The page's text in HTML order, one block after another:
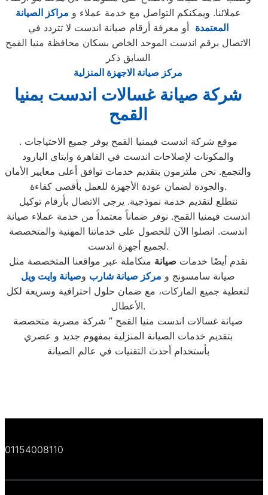
عملائنا. ويمكنكم التواصل مع خدمة عملاء و مراكز الصيانة
المعتمدة أو معرفة أرقام صيانة اندست لا تتردد في
الاتصال برقم اندست الموحد الخاص بسكان محافظة منيا القمح
السابق ذكر
مركز صيانة الاجهزة المنزلية
شركة صيانة غسالات اندست بمنيا
القمح
. موقع شركة اندست فيمنيا القمح يوفر جميع الاحتياجات
والمكونات لإصلاحات اندست في القاهرة وايتاي البارود
والتجمع. نحن ملتزمون بتقديم خدمات توافق أعلى معايير الأمان
والجودة لضمان عودة الأجهزة للعمل بأقصى كفاءة.
نتطلع لتقديم خدمة نموذجية. يرجى الاتصال بأرقام توكيل
اندست فيمنيا القمح. نوفر ضماناً معتمداً من خدمة عملاء صيانة
اندست. اتصلوا الآن للحصول على خدماتنا المهنية والمتخصصة
لجميع أجهزة اندست.
نقدم أيضًا خدمات صيانة متكاملة عبر مواقعنا المتخصصة مثل
صيانة سامسونج و مركز صيانة شارب وصيانة وايت ويل
لتغطية جميع الماركات، مع ضمان حلول احترافية وسريعة لكل
الأعطال.
صيانة غسالات اندست منيا القمح ” شركة مصرية متخصصة
بتقديم خدمات الصيانة المنزلية بمفهوم جديد و عصري
بأستخدام أحدث التقنيات في عالم الصيانة
01154008110